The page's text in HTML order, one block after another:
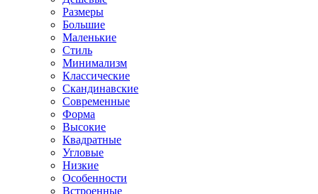
Размеры
Большие
Маленькие
Стиль
Минимализм
Классические
Скандинавские
Современные
Форма
Высокие
Квадратные
Угловые
Низкие
Особенности
Встроенные